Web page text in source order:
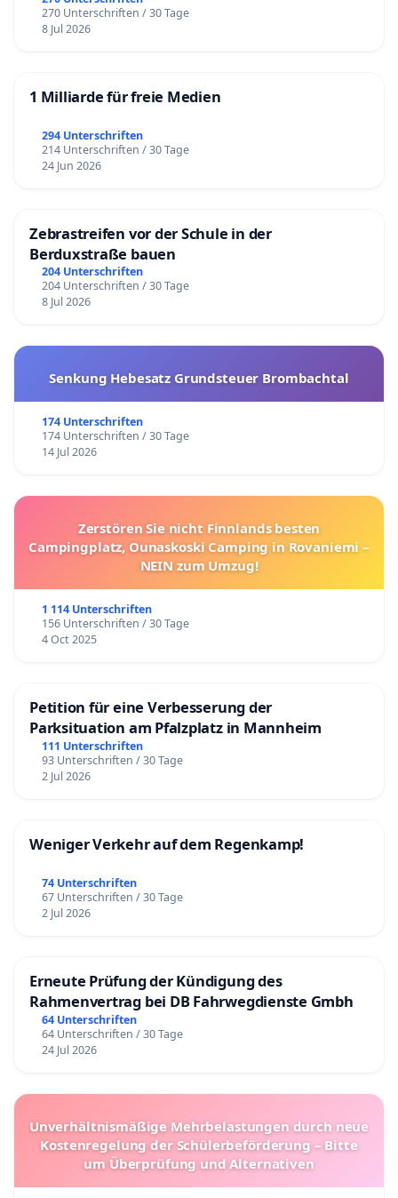
270 Unterschriften / 30 Tage
8 Jul 2026
1 Milliarde für freie Medien
294 Unterschriften
214 Unterschriften / 30 Tage
24 Jun 2026
Zebrastreifen vor der Schule in der
Berduxstraße bauen
204 Unterschriften
204 Unterschriften / 30 Tage
8 Jul 2026
Senkung Hebesatz Grundsteuer Brombachtal
174 Unterschriften
174 Unterschriften / 30 Tage
14 Jul 2026
Zerstören Sie nicht Finnlands besten
Campingplatz, Ounaskoski Camping in Rovaniemi –
NEIN zum Umzug!
1 114 Unterschriften
156 Unterschriften / 30 Tage
4 Oct 2025
Petition für eine Verbesserung der
Parksituation am Pfalzplatz in Mannheim
111 Unterschriften
93 Unterschriften / 30 Tage
2 Jul 2026
Weniger Verkehr auf dem Regenkamp!
74 Unterschriften
67 Unterschriften / 30 Tage
2 Jul 2026
Erneute Prüfung der Kündigung des
Rahmenvertrag bei DB Fahrwegdienste Gmbh
64 Unterschriften
64 Unterschriften / 30 Tage
24 Jul 2026
Unverhältnismäßige Mehrbelastungen durch neue
Kostenregelung der Schülerbeförderung – Bitte
um Überprüfung und Alternativen